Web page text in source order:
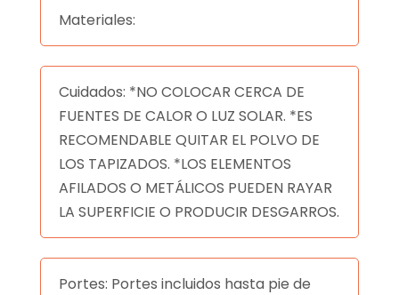
Materiales:
Cuidados: *NO COLOCAR CERCA DE
FUENTES DE CALOR O LUZ SOLAR. *ES
RECOMENDABLE QUITAR EL POLVO DE
LOS TAPIZADOS. *LOS ELEMENTOS
AFILADOS O METÁLICOS PUEDEN RAYAR
LA SUPERFICIE O PRODUCIR DESGARROS.
Portes: Portes incluidos hasta pie de